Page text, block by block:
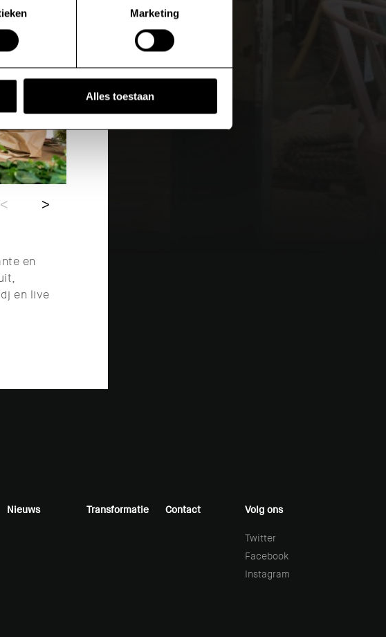
zwevende button links onderin klikken.
Bekijk hiervoor de details pagina.
Marketing
Alles toestaan
en
en live
Nieuws Transformatie Contact Volg ons
Twitter
Facebook
Instagram